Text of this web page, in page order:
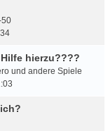
50
hierzu????
und andere Spiele